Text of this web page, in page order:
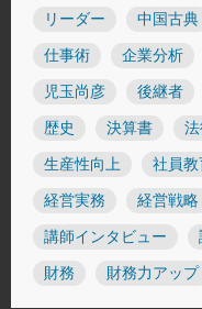
リーダー 中国古典
仕事術 企業分析
児玉尚彦 後継者
歴史 決算書
生産性向上 社員教
経営実務 経営戦略
講師インタビュー
財務 財務力アップ